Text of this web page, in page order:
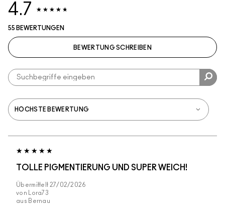
4.7
55 BEWERTUNGEN
BEWERTUNG SCHREIBEN
TOLLE PIGMENTIERUNG UND SUPER WEICH!
Übermittelt 27/02/2026
von
Lora73
aus Bernau